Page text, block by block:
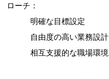
ローチ：
明確な目標設定
自由度の高い業務設計
相互支援的な職場環境